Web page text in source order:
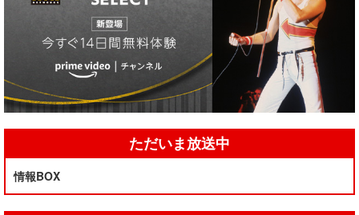
ただいま放送中
情報BOX